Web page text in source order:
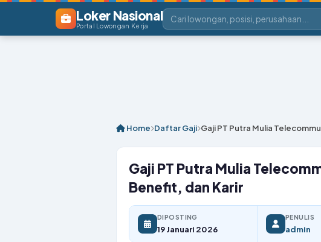
Loker Nasional
Portal Lowongan Kerja
Home Daftar Gaji Gaji PT Putra Mulia
Gaji PT Putra Mulia
Benefit, dan Karir
DIPOSTING
19 Januari 2026
PENULIS
admin